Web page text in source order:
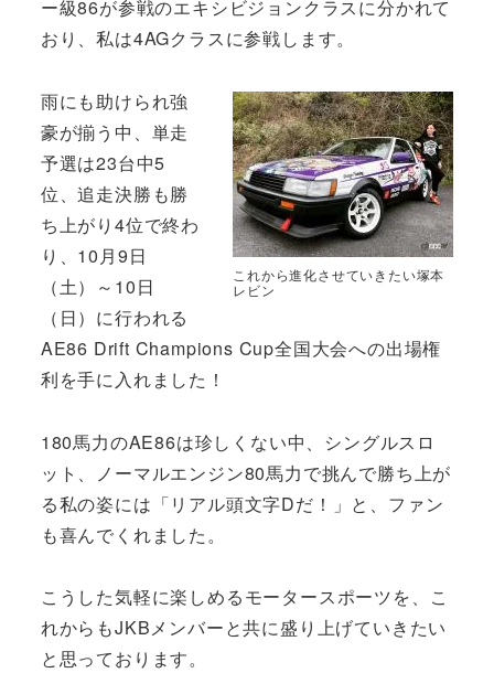
ー級86が参戦のエキシビジョンクラスに分かれて
おり、私は4AGクラスに参戦します。
これから進化させていきたい塚本
レビン
雨にも助けられ強
豪が揃う中、単走
予選は23台中5
位、追走決勝も勝
ち上がり4位で終わ
り、10月9日
（土）～10日
（日）に行われる
AE86 Drift Champions Cup全国大会への出場権
利を手に入れました！
180馬力のAE86は珍しくない中、シングルスロ
ット、ノーマルエンジン80馬力で挑んで勝ち上が
る私の姿には「リアル頭文字Dだ！」と、ファン
も喜んでくれました。
こうした気軽に楽しめるモータースポーツを、こ
れからもJKBメンバーと共に盛り上げていきたい
と思っております。